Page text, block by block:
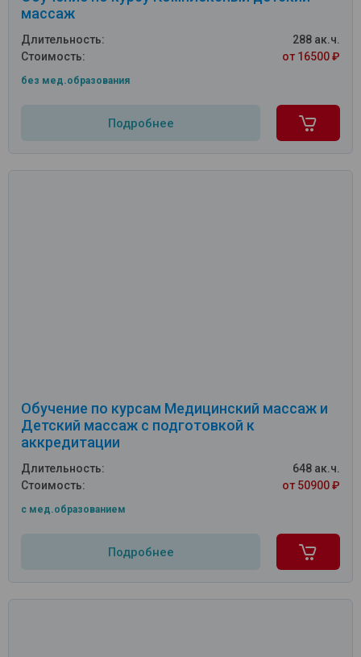
массаж
Длительность:
288 ак.ч.
Стоимость:
от 16500 ₽
без мед.образования
Подробнее
Обучение по курсам Медицинский массаж и
Детский массаж с подготовкой к
аккредитации
Длительность:
648 ак.ч.
Стоимость:
от 50900 ₽
c мед.образованием
Подробнее